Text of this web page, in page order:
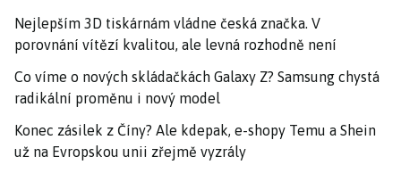
Nejlepším 3D tiskárnám vládne česká značka. V
porovnání vítězí kvalitou, ale levná rozhodně není
Co víme o nových skládačkách Galaxy Z? Samsung chystá
radikální proměnu i nový model
Konec zásilek z Číny? Ale kdepak, e-shopy Temu a Shein
už na Evropskou unii zřejmě vyzrály